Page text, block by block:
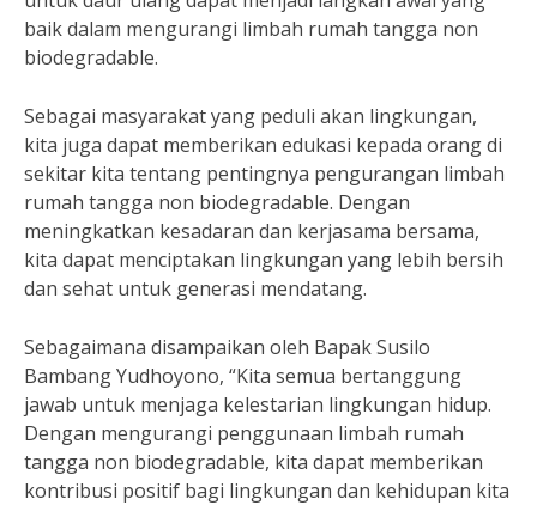
baik dalam mengurangi limbah rumah tangga non
biodegradable.
Sebagai masyarakat yang peduli akan lingkungan,
kita juga dapat memberikan edukasi kepada orang di
sekitar kita tentang pentingnya pengurangan limbah
rumah tangga non biodegradable. Dengan
meningkatkan kesadaran dan kerjasama bersama,
kita dapat menciptakan lingkungan yang lebih bersih
dan sehat untuk generasi mendatang.
Sebagaimana disampaikan oleh Bapak Susilo
Bambang Yudhoyono, “Kita semua bertanggung
jawab untuk menjaga kelestarian lingkungan hidup.
Dengan mengurangi penggunaan limbah rumah
tangga non biodegradable, kita dapat memberikan
kontribusi positif bagi lingkungan dan kehidupan kita